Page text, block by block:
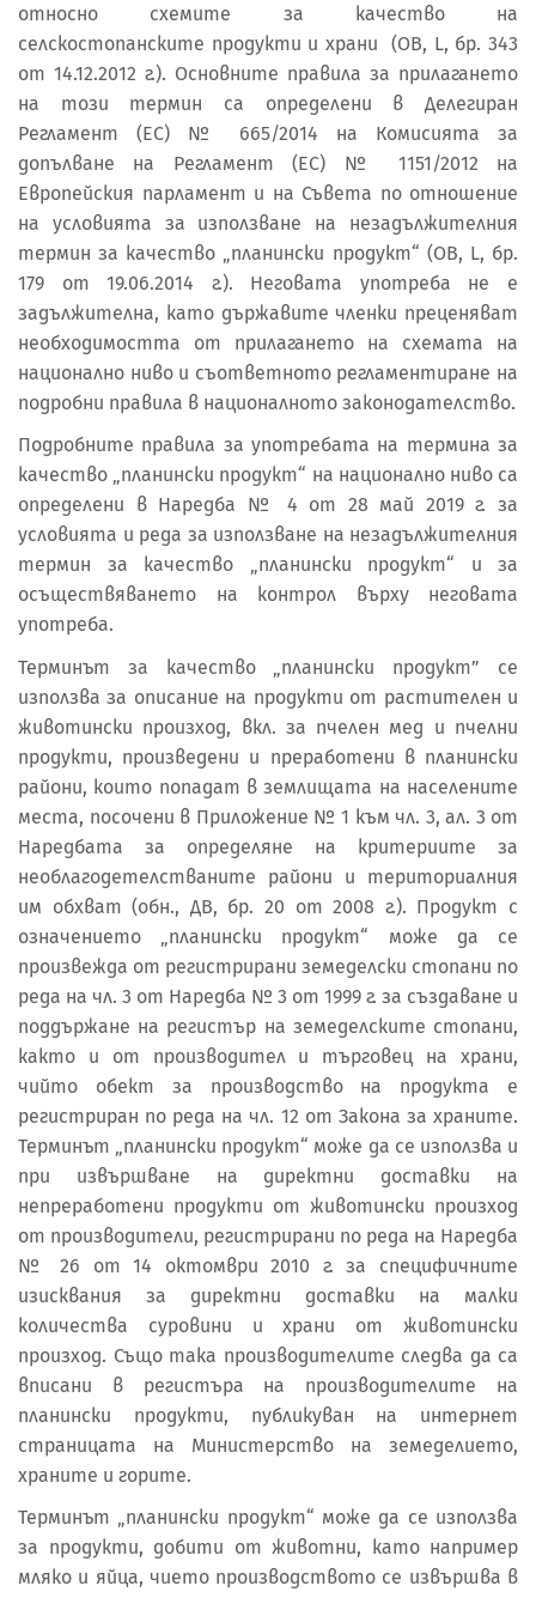
относно схемите за качество на
селскостопанските продукти и храни (ОВ, L, бр. 343
от 14.12.2012 г.). Основните правила за прилагането
на този термин са определени в Делегиран
Регламент (ЕС) № 665/2014 на Комисията за
допълване на Регламент (ЕС) № 1151/2012 на
Европейския парламент и на Съвета по отношение
на условията за използване на незадължителния
термин за качество „планински продукт“ (ОВ, L, бр.
179 от 19.06.2014 г.). Неговата употреба не е
задължителна, като държавите членки преценяват
необходимостта от прилагането на схемата на
национално ниво и съответното регламентиране на
подробни правила в националното законодателство.
Подробните правила за употребата на термина за
качество „планински продукт“ на национално ниво са
определени в Наредба № 4 от 28 май 2019 г. за
условията и реда за използване на незадължителния
термин за качество „планински продукт“ и за
осъществяването на контрол върху неговата
употреба.
Терминът за качество „планински продукт” се
използва за описание на продукти от растителен и
животински произход, вкл. за пчелен мед и пчелни
продукти, произведени и преработени в планински
райони, които попадат в землищата на населените
места, посочени в Приложение № 1 към чл. 3, ал. 3 от
Наредбата за определяне на критериите за
необлагодетелстваните райони и териториалния
им обхват (обн., ДВ, бр. 20 от 2008 г.). Продукт с
означението „планински продукт“ може да се
произвежда от регистрирани земеделски стопани по
реда на чл. 3 от Наредба № 3 от 1999 г. за създаване и
поддържане на регистър на земеделските стопани,
както и от производител и търговец на храни,
чийто обект за производство на продукта е
регистриран по реда на чл. 12 от Закона за храните.
Терминът „планински продукт“ може да се използва и
при извършване на директни доставки на
непреработени продукти от животински произход
от производители, регистрирани по реда на Наредба
№ 26 от 14 октомври 2010 г. за специфичните
изисквания за директни доставки на малки
количества суровини и храни от животински
произход. Също така производителите следва да са
вписани в регистъра на производителите на
планински продукти, публикуван на интернет
страницата на Министерство на земеделието,
храните и горите.
Терминът „планински продукт“ може да се използва
за продукти, добити от животни, като например
мляко и яйца, чието производството се извършва в